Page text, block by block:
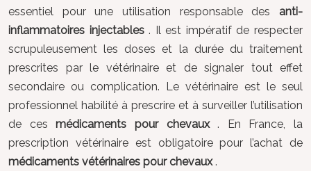
essentiel pour une utilisation responsable des anti-
inflammatoires injectables. Il est impératif de respecter
scrupuleusement les doses et la durée du traitement
prescrites par le vétérinaire et de signaler tout effet
secondaire ou complication. Le vétérinaire est le seul
professionnel habilité à prescrire et à surveiller l’utilisation
de cesmédicaments pour chevaux. En France, la
prescription vétérinaire est obligatoire pour l’achat de
médicaments vétérinaires pour chevaux.